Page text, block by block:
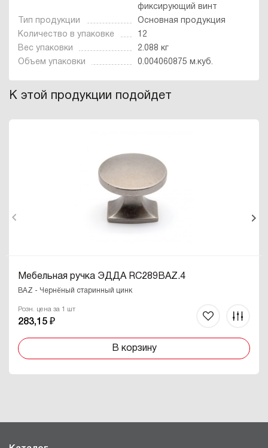
фиксирующий винт
Тип продукции
Основная продукция
Количество в упаковке
12
Вес упаковки
2.088 кг
Объем упаковки
0.004060875 м.куб.
К этой продукции подойдет
Мебельная ручка ЭДДА RC289BAZ.4
BAZ - Чернёный старинный цинк
Розн. цена за 1 шт
283,15 ₽
В корзину